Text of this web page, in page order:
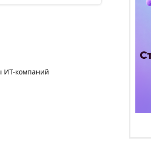
ИТ-компаний